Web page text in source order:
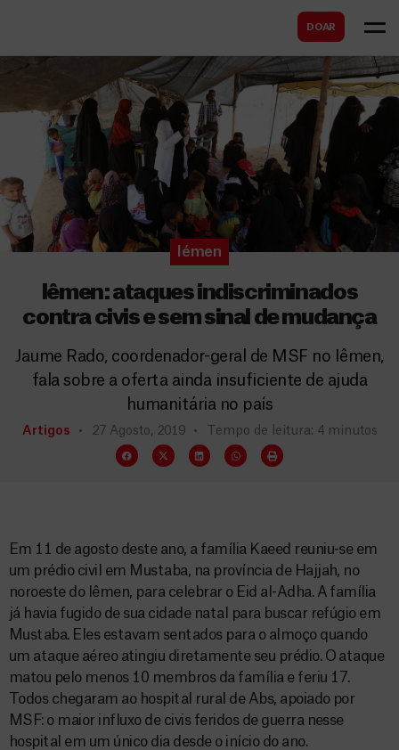
DOAR
a
r
Iémen
Iêmen: ataques indiscriminados
contra civis e sem sinal de mudança
Jaume Rado, coordenador-geral de MSF no Iêmen,
fala sobre a oferta ainda insuficiente de ajuda
humanitária no país
Artigos 27 Agosto, 2019 Tempo de leitura: 4 minutos
Em 11 de agosto deste ano, a família Kaeed reuniu-se em
um prédio civil em Mustaba, na província de Hajjah, no
noroeste do Iêmen, para celebrar o Eid al-Adha. A família
já havia fugido de sua cidade natal para buscar refúgio em
Mustaba. Eles estavam sentados para o almoço quando
um ataque aéreo atingiu diretamente seu prédio. O ataque
matou pelo menos 10 membros da família e feriu 17.
Todos chegaram ao hospital rural de Abs, apoiado por
MSF: o maior influxo de civis feridos de guerra nesse
hospital em um único dia desde o início do ano.
s
c
a
r